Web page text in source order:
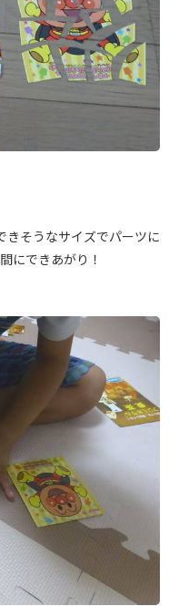
きそうなサイズでパーツに
にできあがり！